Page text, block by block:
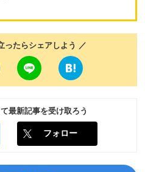
ったらシェアしよう ／
最新記事を受け取ろう
フォロー